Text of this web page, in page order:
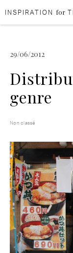
Aller au contenu
Aller au menu
INSPIRATION for
29/06/2012
genre
Non classé